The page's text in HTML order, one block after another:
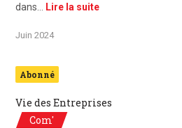
dans…
Lire la suite
Juin 2024
Abonné
Vie des Entreprises
Com'